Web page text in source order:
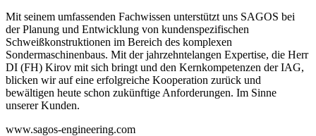
Mit seinem umfassenden Fachwissen unterstützt uns SAGOS bei
der Planung und Entwicklung von kundenspezifischen
Schweißkonstruktionen im Bereich des komplexen
Sondermaschinenbaus. Mit der jahrzehntelangen Expertise, die Herr
DI (FH) Kirov mit sich bringt und den Kernkompetenzen der IAG,
blicken wir auf eine erfolgreiche Kooperation zurück und
bewältigen heute schon zukünftige Anforderungen. Im Sinne
unserer Kunden.
www.sagos-engineering.com